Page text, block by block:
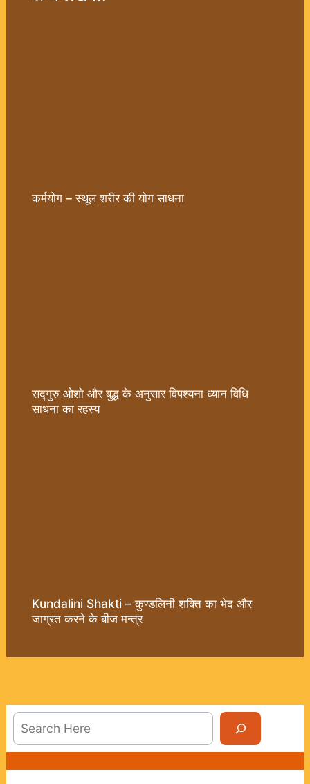
कर्मयोग – स्थूल शरीर की योग साधना
सद्गुरु ओशो और बुद्ध के अनुसार विपश्यना ध्यान विधि
साधना का रहस्य
Kundalini Shakti – कुण्डलिनी शक्ति का भेद और
जाग्रत करने के बीज मन्त्र